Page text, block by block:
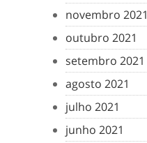
novembro 2021
outubro 2021
setembro 2021
agosto 2021
julho 2021
junho 2021